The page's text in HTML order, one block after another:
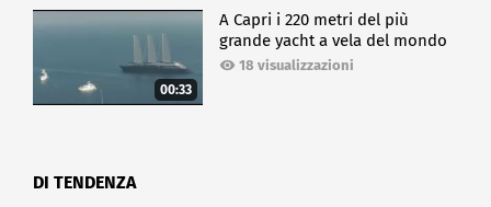
00:33
A Capri i 220 metri del più
grande yacht a vela del mondo
18 visualizzazioni
DI TENDENZA